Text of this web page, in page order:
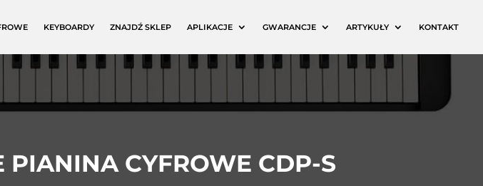
KEYBOARDY ZNAJDŹ SKLEP APLIKACJE GWARANCJE ARTYKUŁY KONTAKT
PIANINA CYFROWE CDP-S